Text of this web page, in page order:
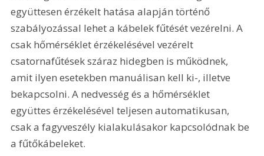
együttesen érzékelt hatása alapján történő
szabályozással lehet a kábelek fűtését vezérelni. A
csak hőmérséklet érzékelésével vezérelt
csatornafűtések száraz hidegben is működnek,
amit ilyen esetekben manuálisan kell ki-, illetve
bekapcsolni. A nedvesség és a hőmérséklet
együttes érzékelésével teljesen automatikusan,
csak a fagyveszély kialakulásakor kapcsolódnak be
a fűtőkábeleket.